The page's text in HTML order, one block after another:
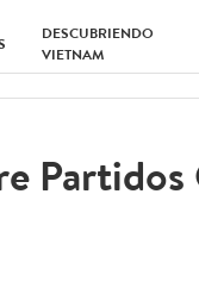
DESCUBRIENDO
VIETNAM